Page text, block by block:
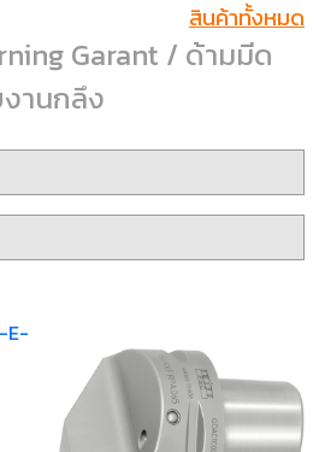
สินค้าทั้งหมด
Garant / ด้ามมีด
านกลึง